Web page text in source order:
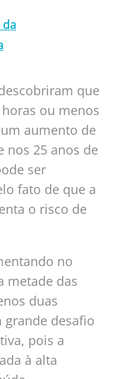
da
que
ou menos
aumento de
nos 25 anos de
ser
fato de que a
o risco de
no
metade das
duas
grande desafio
pois a
à alta